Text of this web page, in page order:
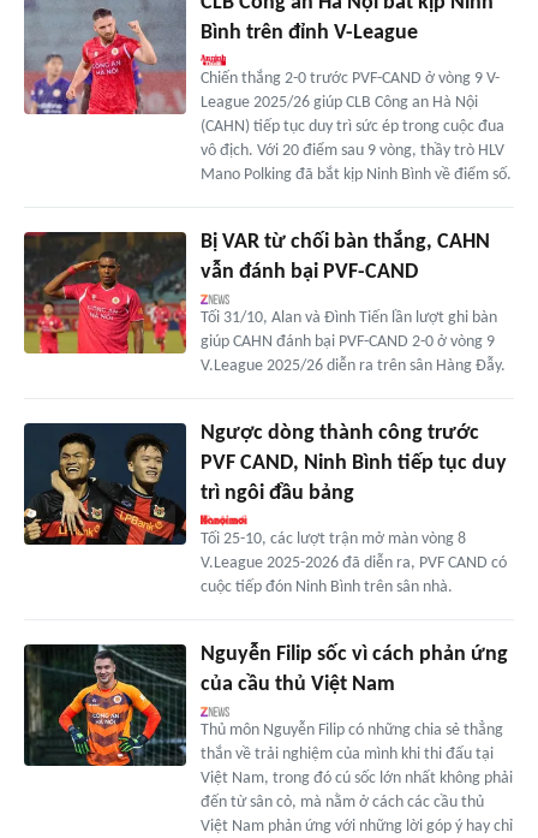
Bình trên đỉnh V-League
Chiến thắng 2-0 trước PVF-CAND ở vòng 9 V-
League 2025/26 giúp CLB Công an Hà Nội
(CAHN) tiếp tục duy trì sức ép trong cuộc đua
vô địch. Với 20 điểm sau 9 vòng, thầy trò HLV
Mano Polking đã bắt kịp Ninh Bình về điểm số.
Bị VAR từ chối bàn thắng, CAHN
vẫn đánh bại PVF-CAND
Tối 31/10, Alan và Đình Tiến lần lượt ghi bàn
giúp CAHN đánh bại PVF-CAND 2-0 ở vòng 9
V.League 2025/26 diễn ra trên sân Hàng Đẫy.
Ngược dòng thành công trước
PVF CAND, Ninh Bình tiếp tục duy
trì ngôi đầu bảng
Tối 25-10, các lượt trận mở màn vòng 8
V.League 2025-2026 đã diễn ra, PVF CAND có
cuộc tiếp đón Ninh Bình trên sân nhà.
Nguyễn Filip sốc vì cách phản ứng
của cầu thủ Việt Nam
Thủ môn Nguyễn Filip có những chia sẻ thẳng
thắn về trải nghiệm của mình khi thi đấu tại
Việt Nam, trong đó cú sốc lớn nhất không phải
đến từ sân cỏ, mà nằm ở cách các cầu thủ
Việt Nam phản ứng với những lời góp ý hay chỉ